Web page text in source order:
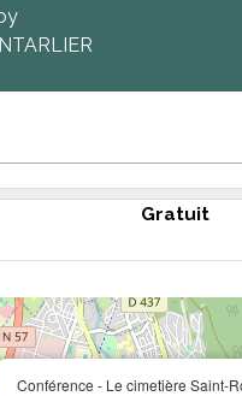
Gratuit
Conférence - Le cimetière Saint-